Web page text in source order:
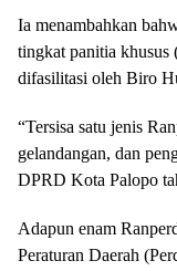
Ia menambahkan
tingkat panitia khusus
difasilitasi oleh Biro
“Tersisa satu jenis
gelandangan, dan
DPRD Kota Palopo
Adapun enam
Peraturan Daerah